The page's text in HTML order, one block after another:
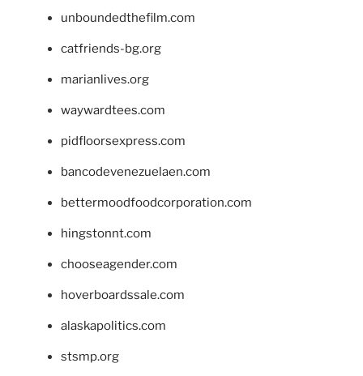
unboundedthefilm.com
catfriends-bg.org
marianlives.org
waywardtees.com
pidfloorsexpress.com
bancodevenezuelaen.com
bettermoodfoodcorporation.com
hingstonnt.com
chooseagender.com
hoverboardssale.com
alaskapolitics.com
stsmp.org